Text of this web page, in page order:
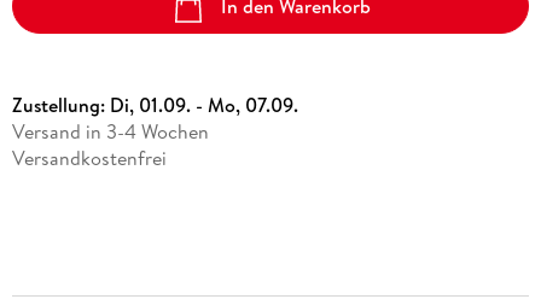
In den Warenkorb
Zustellung: Di, 01.09. - Mo, 07.09.
Versand in 3-4 Wochen
Versandkostenfrei